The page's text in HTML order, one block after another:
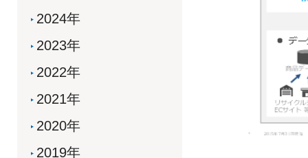
2024年
2023年
2022年
2021年
2020年
2019年